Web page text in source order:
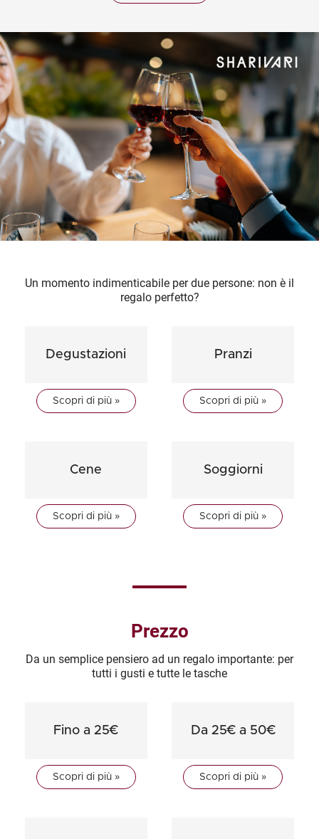
Un momento indimenticabile per due persone: non è il
regalo perfetto?
Degustazioni
Scopri di più »
Pranzi
Scopri di più »
Cene
Scopri di più »
Soggiorni
Scopri di più »
Prezzo
Da un semplice pensiero ad un regalo importante: per
tutti i gusti e tutte le tasche
Fino a 25€
Scopri di più »
Da 25€ a 50€
Scopri di più »